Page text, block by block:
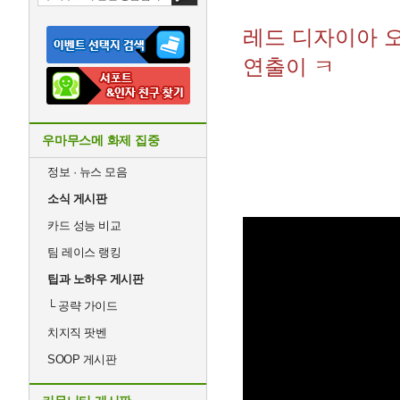
우마무스메 화제 집중
정보 · 뉴스 모음
소식 게시판
카드 성능 비교
팀 레이스 랭킹
팁과 노하우 게시판
└공략 가이드
치지직 팟벤
SOOP 게시판
레드 디자이아
연출이 ㅋ